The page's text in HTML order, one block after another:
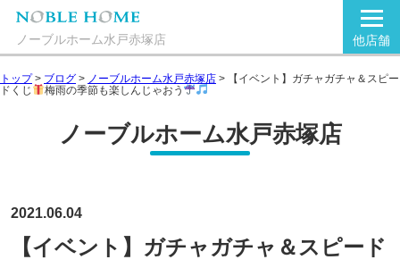
ノーブルホーム水戸赤塚店 他店舗
トップ> ブログ > ノーブルホーム水戸赤塚店 >
【イベント】ガチャガチャ＆スピー
ドくじ
梅雨の季節も楽しんじゃおう
ノーブルホーム水戸赤塚店
2021.06.04
【イベント】ガチャガチャ＆スピード